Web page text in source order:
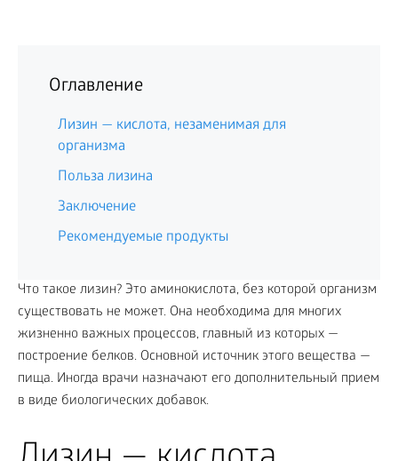
Оглавление
Лизин — кислота, незаменимая для
организма
Польза лизина
Заключение
Рекомендуемые продукты
Что такое лизин? Это аминокислота, без которой организм
существовать не может. Она необходима для многих
жизненно важных процессов, главный из которых —
построение белков. Основной источник этого вещества —
пища. Иногда врачи назначают его дополнительный прием
в виде биологических добавок.